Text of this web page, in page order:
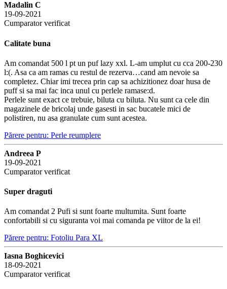
Madalin C
19-09-2021
Cumparator verificat
Calitate buna
Am comandat 500 l pt un puf lazy xxl. L-am umplut cu cca 200-230
l:(. Asa ca am ramas cu restul de rezerva…cand am nevoie sa
completez. Chiar imi trecea prin cap sa achizitionez doar husa de
puff si sa mai fac inca unul cu perlele ramase:d.
Perlele sunt exact ce trebuie, biluta cu biluta. Nu sunt ca cele din
magazinele de bricolaj unde gasesti in sac bucatele mici de
polistiren, nu asa granulate cum sunt acestea.
Părere pentru: Perle reumplere
Andreea P
19-09-2021
Cumparator verificat
Super draguti
Am comandat 2 Pufi si sunt foarte multumita. Sunt foarte
confortabili si cu siguranta voi mai comanda pe viitor de la ei!
Părere pentru: Fotoliu Para XL
Iasna Boghicevici
18-09-2021
Cumparator verificat